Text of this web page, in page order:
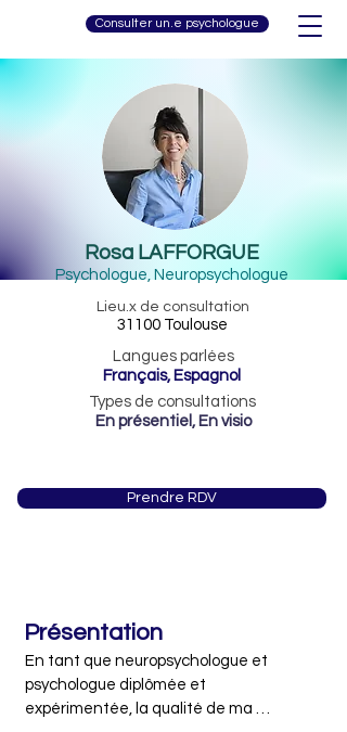
Consulter un.e psychologue
Rosa LAFFORGUE
Psychologue, Neuropsychologue
Lieu.x de consultation
31100 Toulouse
Langues parlées
Français, Espagnol
Types de consultations
En présentiel, En visio
Prendre RDV
Présentation
En tant que neuropsychologue et
psychologue diplômée et
expérimentée, la qualité de ma